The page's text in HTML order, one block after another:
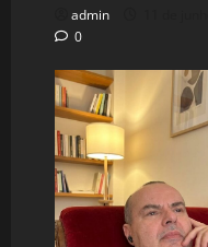
admin
0